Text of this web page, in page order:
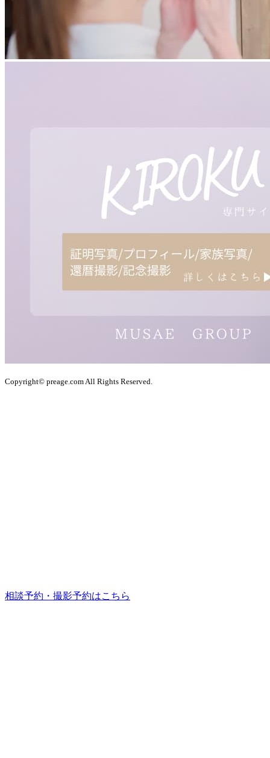
Copyright© preage.com All Rights Reserved.
相談予約・撮影予約はこちら